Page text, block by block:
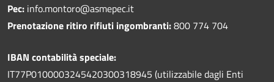
Pec: info.montoro@asmepec.it
Prenotazione ritiro rifiuti ingombranti:800 774 704
IBAN contabilità speciale:
IT77P0100003245420300318945 (utilizzabile dagli Enti